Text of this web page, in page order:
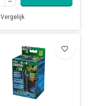
Vergelijk